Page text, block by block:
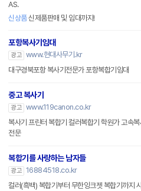
AS.
신상품신제품판매 및 임대까지!
포항복사기임대
광고 www.현대사무기.kr
대구경북포항 복사기전문가 포항복합기임대
중고 복사기
광고 www.119canon.co.kr
복사기 프린터 복합기 컬러복합기 학원가 고속
전문
복합기를 사랑하는 남자들
광고 16884518.co.kr